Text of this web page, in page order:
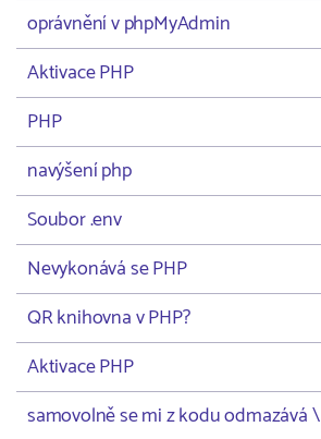
oprávnění v phpMyAdmin
Aktivace PHP
PHP
navýšení php
Soubor .env
Nevykonává se PHP
QR knihovna v PHP?
Aktivace PHP
samovolně se mi z kodu odmazává \